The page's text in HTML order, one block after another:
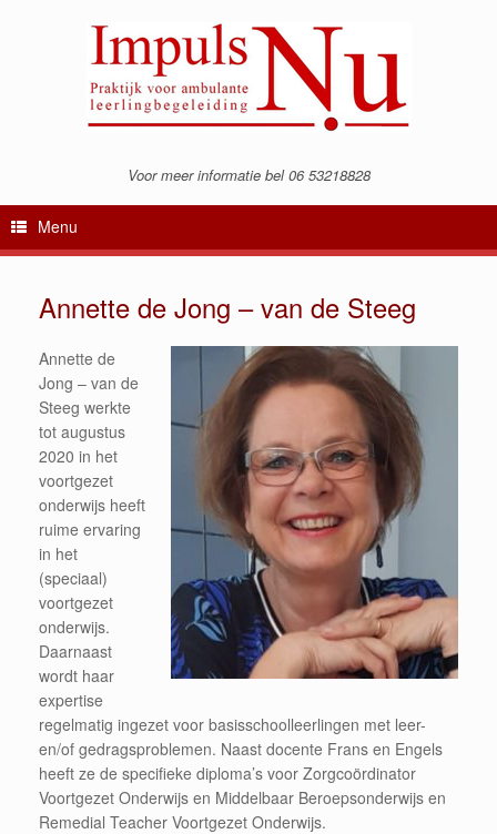
Voor meer informatie bel 06 53218828
Menu
Annette de Jong – van de Steeg
Annette de
Jong – van de
Steeg werkte
tot augustus
2020 in het
voortgezet
onderwijs heeft
ruime ervaring
in het
(speciaal)
voortgezet
onderwijs.
Daarnaast
wordt haar
expertise
regelmatig ingezet voor basisschoolleerlingen met leer-
en/of gedragsproblemen. Naast docente Frans en Engels
heeft ze de specifieke diploma’s voor Zorgcoördinator
Voortgezet Onderwijs en Middelbaar Beroepsonderwijs en
Remedial Teacher Voortgezet Onderwijs.